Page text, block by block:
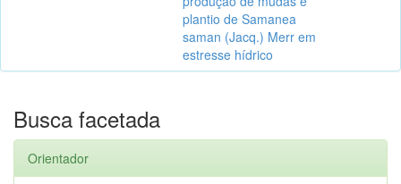
plantio de Samanea
saman (Jacq.) Merr em
estresse hídrico
Busca facetada
Orientador